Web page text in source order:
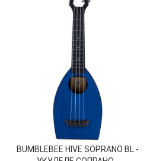
BUMBLEBEE HIVE SOPRANO BL -